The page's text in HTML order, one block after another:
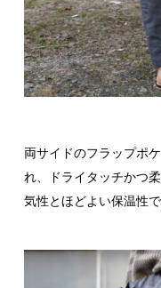
両サイドのフラップポ
れ、ドライタッチかつ
気性とほどよい保温性